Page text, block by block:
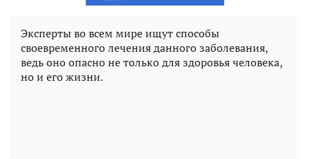
Эксперты во всем мире ищут способы
своевременного лечения данного заболевания,
ведь оно опасно не только для здоровья человека,
но и его жизни.